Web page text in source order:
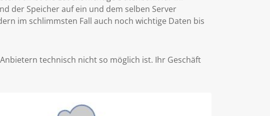
der Speicher auf ein und dem selben Server
im schlimmsten Fall auch noch wichtige Daten bis
technisch nicht so möglich ist. Ihr Geschäft